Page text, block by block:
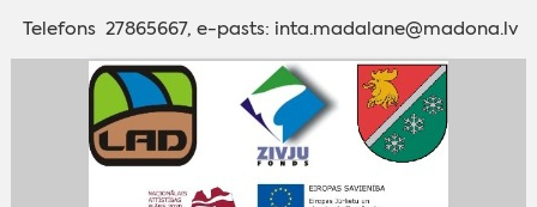
Telefons 27865667, e-pasts: inta.madalane@madona.lv